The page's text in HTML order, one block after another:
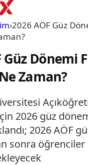
›2026 AÖF Güz
Güz Dönemi
Zaman?
2026 güz
2026 AÖF
sonra